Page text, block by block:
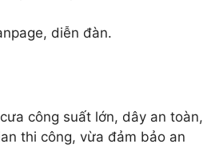
diễn đàn.
công suất lớn, dây an toàn,
thi công, vừa đảm bảo an